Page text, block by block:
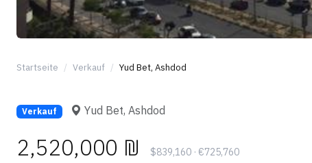
Startseite Verkauf Yud Bet, Ashdod
Verkauf Yud Bet, Ashdod
2,520,000 ₪ $839,160 · €725,760